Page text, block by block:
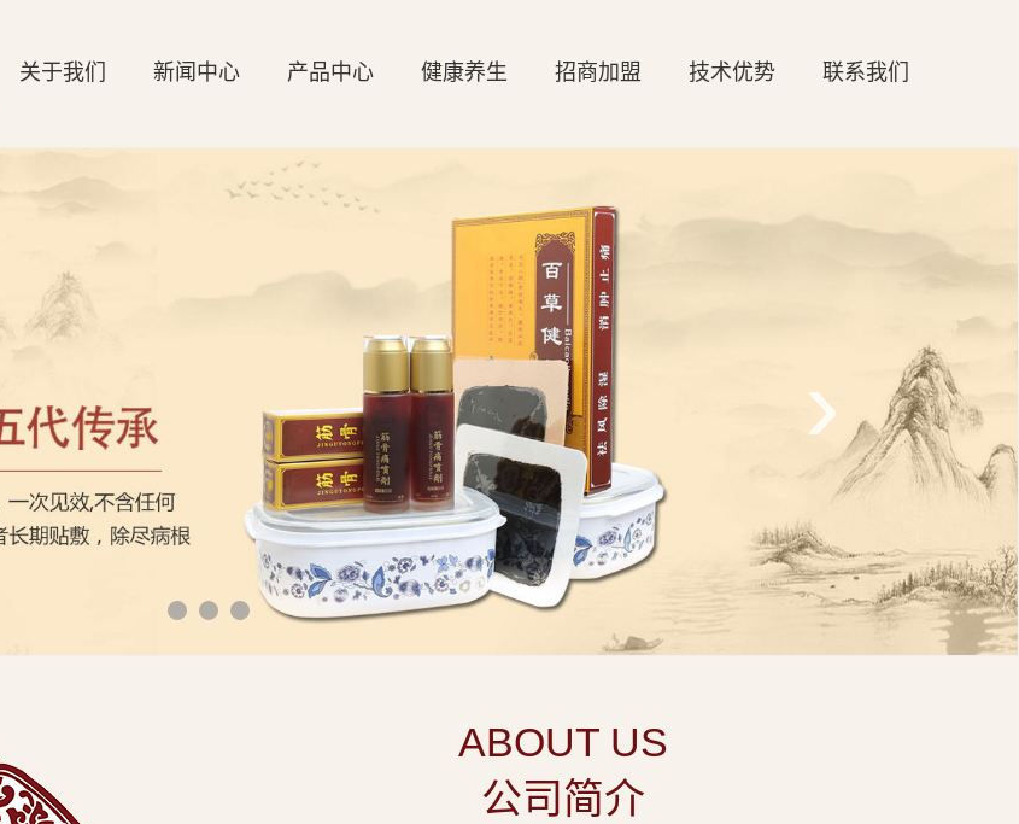
关于我们 新闻中心 产品中心 健康养生 招商加盟 技术优势 联系我们
›
ABOUT US
公司简介